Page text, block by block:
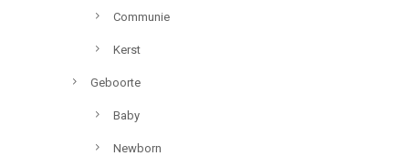
Communie
Kerst
Geboorte
Baby
Newborn